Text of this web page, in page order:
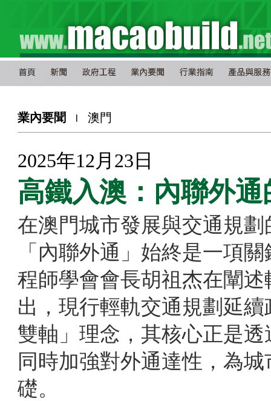
業內要聞 澳門
2025年12月23日
高鐵入澳：內聯外
在澳門城市發展與交通規
「內聯外通」始終是一項
程師學會會長胡祖杰在闡
出，現行輕軌交通規劃延
雙軸」理念，其核心正是
同時加強對外通達性，為
礎。